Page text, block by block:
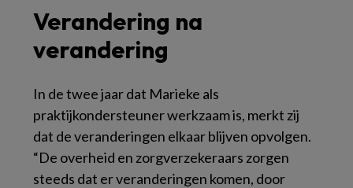
Verandering na
verandering
In de twee jaar dat Marieke als
praktijkondersteuner werkzaam is, merkt zij
dat de veranderingen elkaar blijven opvolgen.
“De overheid en zorgverzekeraars zorgen
steeds dat er veranderingen komen, door